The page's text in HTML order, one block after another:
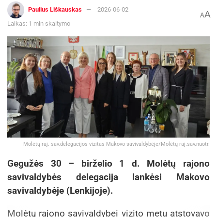
Paulius Liškauskas
2026-06-02
Laikas: 1 min skaitymo
AA
Molėtų raj. sav.delegacijos vizitas Makovo savivaldybėje/Molėtų raj.sav.nuotr.
Gegužės 30 – birželio 1 d. Molėtų rajono
savivaldybės delegacija lankėsi Makovo
savivaldybėje (Lenkijoje).
Molėtų rajono savivaldybei vizito metu atstovavo